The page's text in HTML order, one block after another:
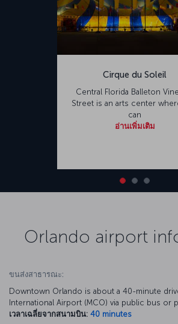
Cirque du Soleil
Central Florida Balleton
Street is an arts center
can
อ่านเพิ่มเติม
Orlando airport
ขนส่งสาธารณะ:
Downtown Orlando is about a 40-minute
International Airport (MCO) via public bus or
เวลาเฉลี่ยจากสนามบิน: 40 minutes